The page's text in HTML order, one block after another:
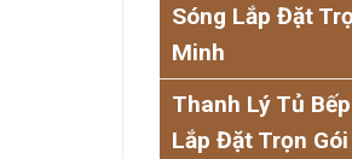
Sóng Lắp Đặt
Minh
Thanh Lý Tủ
Lắp Đặt Trọn